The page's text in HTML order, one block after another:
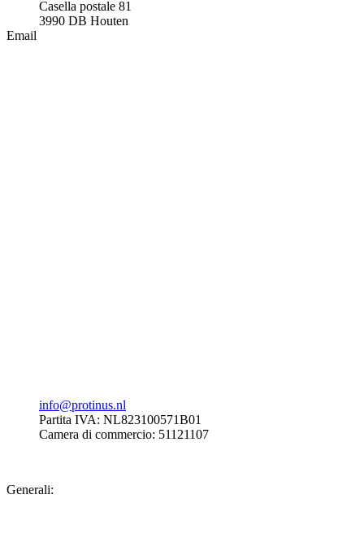
Casella postale 81
3990 DB Houten
Email
info@protinus.nl
Partita IVA: NL823100571B01
Camera di commercio: 51121107
Generali: